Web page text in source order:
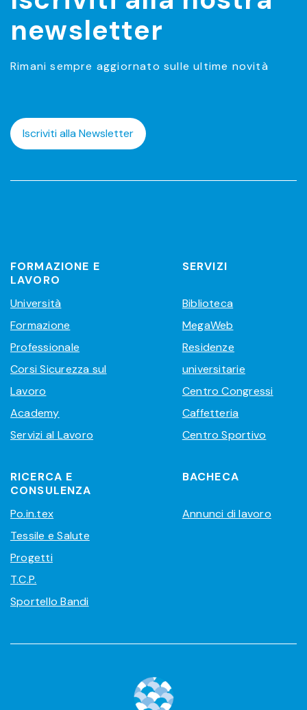
newsletter
Rimani sempre aggiornato sulle ultime novità
Iscriviti alla Newsletter
FORMAZIONE E
LAVORO
Università
Formazione
Professionale
Corsi Sicurezza sul
Lavoro
Academy
Servizi al Lavoro
SERVIZI
Biblioteca
MegaWeb
Residenze
universitarie
Centro Congressi
Caffetteria
Centro Sportivo
RICERCA E
CONSULENZA
Po.in.tex
Tessile e Salute
Progetti
T.C.P.
Sportello Bandi
BACHECA
Annunci di lavoro